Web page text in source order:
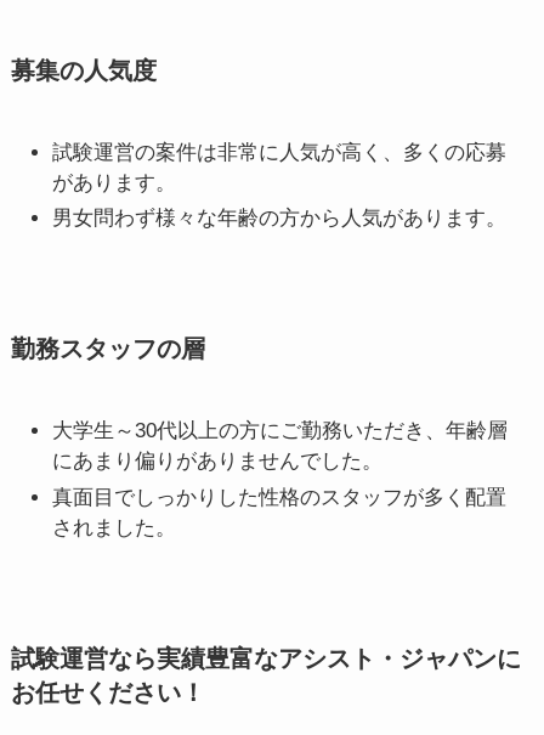
募集の人気度
試験運営の案件は非常に人気が高く、多くの応募
があります。
男女問わず様々な年齢の方から人気があります。
勤務スタッフの層
大学生～30代以上の方にご勤務いただき、年齢層
にあまり偏りがありませんでした。
真面目でしっかりした性格のスタッフが多く配置
されました。
試験運営なら実績豊富なアシスト・ジャパンに
お任せください！